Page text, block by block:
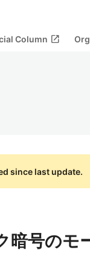
Column open_in_new
since last update.
暗号の